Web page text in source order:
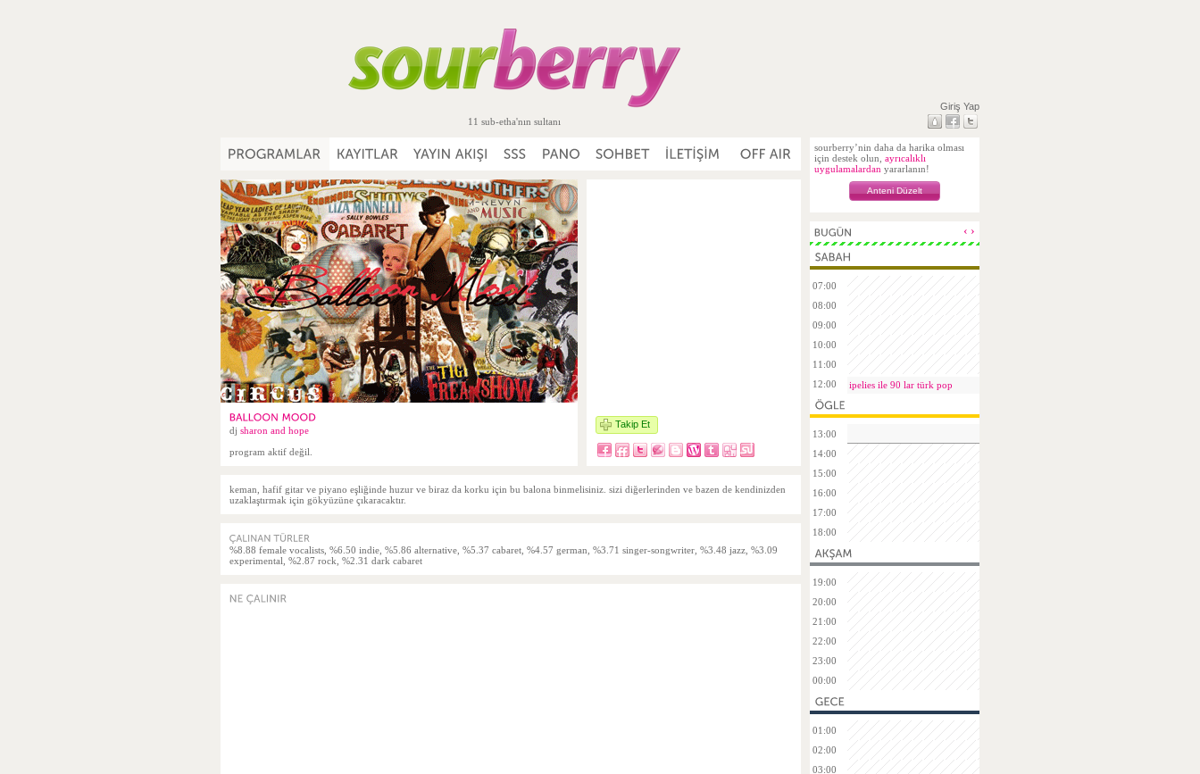
11 sub-etha'nın sultanı
Giriş Yap
dj sharon and hope
program aktif değil.
Takip Et
keman, hafif gitar ve piyano eşliğinde huzur ve biraz da korku için bu balona binmelisiniz. sizi diğerlerinden ve bazen de kendinizden
uzaklaştırmak için gökyüzüne çıkaracaktır.
%8.88 female vocalists, %6.50 indie, %5.86 alternative, %5.37 cabaret, %4.57 german, %3.71 singer-songwriter, %3.48 jazz, %3.09
experimental, %2.87 rock, %2.31 dark cabaret
sourberry’nin daha da harika olması
için destek olun, ayrıcalıklı
uygulamalardan yararlanın!
Anteni Düzelt
‹ ›
07:00
08:00
09:00
10:00
11:00
12:00
ipelies ile 90 lar türk pop
13:00
14:00
15:00
16:00
17:00
18:00
19:00
20:00
21:00
22:00
23:00
00:00
01:00
02:00
03:00